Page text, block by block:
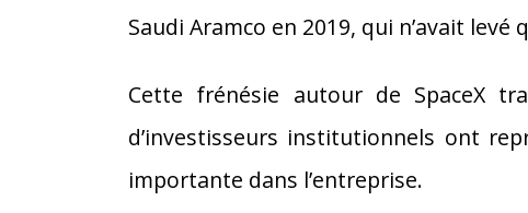
Saudi Aramco en 2019, qui n’avait
Cette frénésie autour de SpaceX
d’investisseurs institutionnels ont
importante dans l’entreprise.